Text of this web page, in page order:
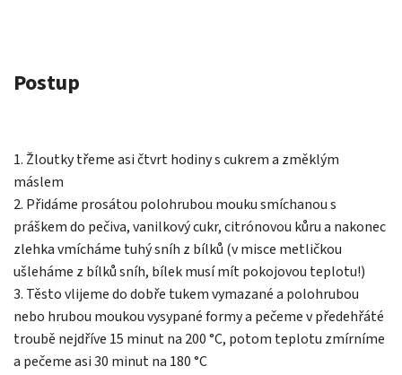
Postup
1. Žloutky třeme asi čtvrt hodiny s cukrem a změklým
máslem
2. Přidáme prosátou polohrubou mouku smíchanou s
práškem do pečiva, vanilkový cukr, citrónovou kůru a nakonec
zlehka vmícháme tuhý sníh z bílků (v misce metličkou
ušleháme z bílků sníh, bílek musí mít pokojovou teplotu!)
3. Těsto vlijeme do dobře tukem vymazané a polohrubou
nebo hrubou moukou vysypané formy a pečeme v předehřáté
troubě nejdříve 15 minut na 200 °C, potom teplotu zmírníme
a pečeme asi 30 minut na 180 °C